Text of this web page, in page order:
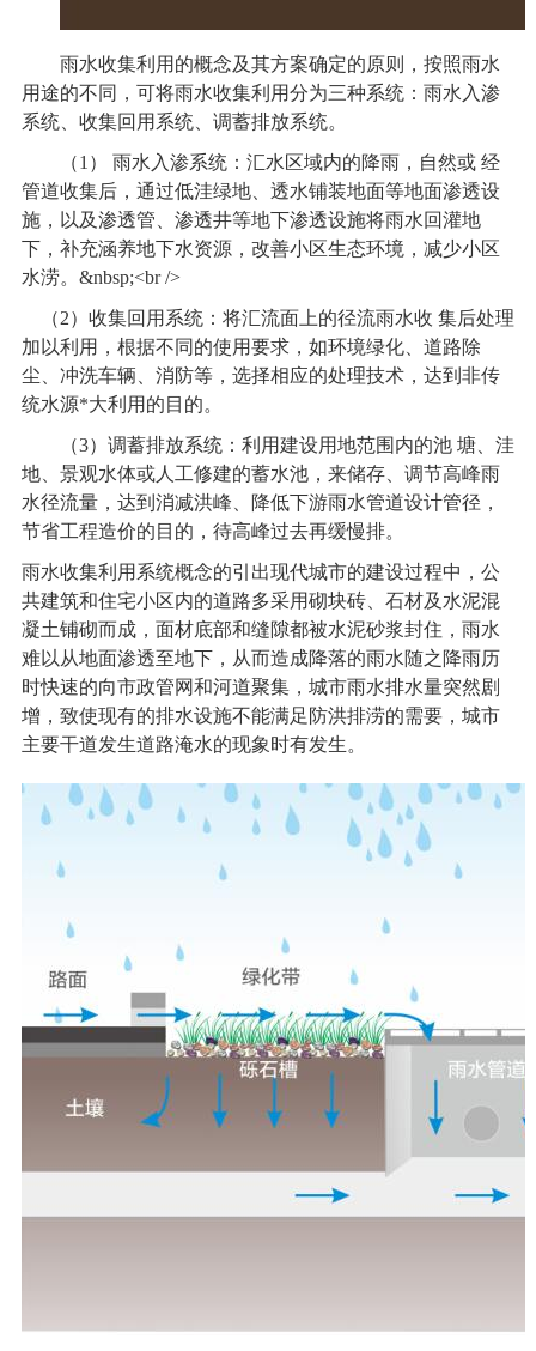
雨水收集利用的概念及其方案确定的原则，按照雨水
用途的不同，可将雨水收集利用分为三种系统：雨水入渗
系统、收集回用系统、调蓄排放系统。
（1） 雨水入渗系统：汇水区域内的降雨，自然或 经
管道收集后，通过低洼绿地、透水铺装地面等地面渗透设
施，以及渗透管、渗透井等地下渗透设施将雨水回灌地
下，补充涵养地下水资源，改善小区生态环境，减少小区
水涝。&nbsp;<br />
（2）收集回用系统：将汇流面上的径流雨水收 集后处理
加以利用，根据不同的使用要求，如环境绿化、道路除
尘、冲洗车辆、消防等，选择相应的处理技术，达到非传
统水源*大利用的目的。
（3）调蓄排放系统：利用建设用地范围内的池 塘、洼
地、景观水体或人工修建的蓄水池，来储存、调节高峰雨
水径流量，达到消减洪峰、降低下游雨水管道设计管径，
节省工程造价的目的，待高峰过去再缓慢排。
雨水收集利用系统概念的引出现代城市的建设过程中，公
共建筑和住宅小区内的道路多采用砌块砖、石材及水泥混
凝土铺砌而成，面材底部和缝隙都被水泥砂浆封住，雨水
难以从地面渗透至地下，从而造成降落的雨水随之降雨历
时快速的向市政管网和河道聚集，城市雨水排水量突然剧
增，致使现有的排水设施不能满足防洪排涝的需要，城市
主要干道发生道路淹水的现象时有发生。